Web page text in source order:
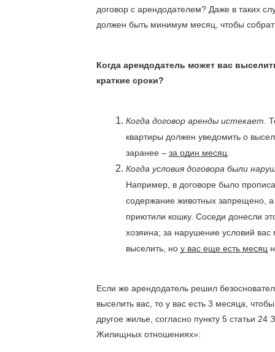
договор с арендодателем? Даже в таких
должен быть минимум месяц, чтобы
Когда арендодатель может вас
краткие сроки?
Когда договор аренды истекает .
квартиры должен уведомить о
заранее – за один месяц
Когда условия договора были
Например, в договоре было
содержание животных запрещено,
приютили кошку. Соседи донесли
хозяина; за нарушение условий вас
выселить, но у вас еще есть месяц
Если же арендодатель решил
выселить вас, то у вас есть 3 месяца,
другое жилье, согласно пункту 5 статьи 24
Жилищных отношениях»: